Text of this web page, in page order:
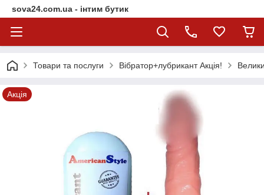
sova24.com.ua - інтим бутик
Товари та послуги Вібратор+лубрикант Акція!
Акція